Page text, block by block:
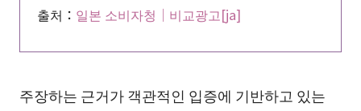
출처： 일본 소비자청｜비교광고[ja]
주장하는 근거가 객관적인 입증에 기반하고 있는